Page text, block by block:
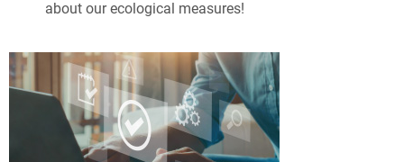
about our ecological measures!